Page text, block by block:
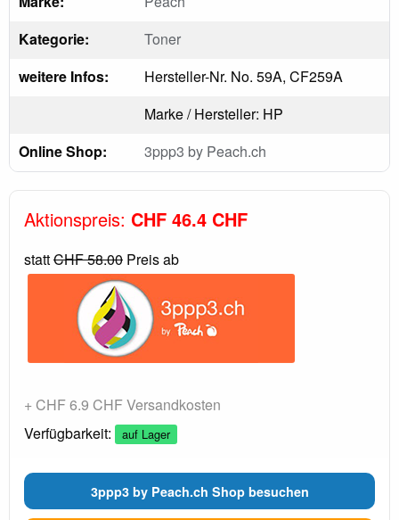
Kategorie:
Toner
weitere Infos:
Hersteller-Nr. No. 59A, CF259A
Marke / Hersteller: HP
Online Shop:
3ppp3 by Peach.ch
Aktionspreis: CHF 46.4 CHF
stattCHF 58.00 Preis ab
+ CHF 6.9 CHF Versandkosten
Verfügbarkeit:
auf Lager
3ppp3 by Peach.ch Shop besuchen